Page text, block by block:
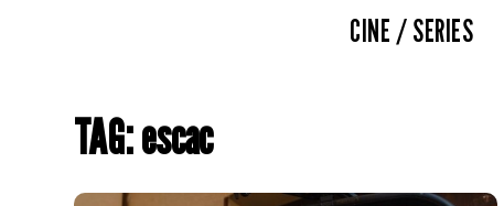
CINE / SERIES
TAG: escac